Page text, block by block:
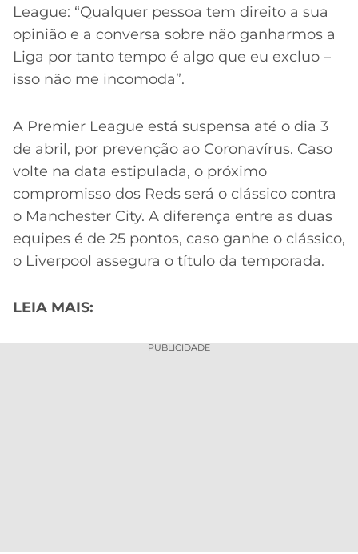
League: “Qualquer pessoa tem direito a sua
opinião e a conversa sobre não ganharmos a
Liga por tanto tempo é algo que eu excluo –
isso não me incomoda”.
A Premier League está suspensa até o dia 3
de abril, por prevenção ao Coronavírus. Caso
volte na data estipulada, o próximo
compromisso dos Reds será o clássico contra
o Manchester City. A diferença entre as duas
equipes é de 25 pontos, caso ganhe o clássico,
o Liverpool assegura o título da temporada.
LEIA MAIS:
PUBLICIDADE